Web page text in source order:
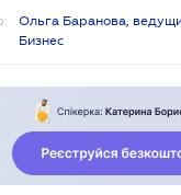
Ольга Баранова,
Бизнес